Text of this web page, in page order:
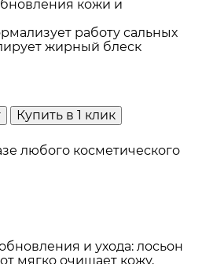
кожи и
работу сальных
жирный блеск
Купить в 1 клик
любого косметического
и ухода: лосьон
мягко очищает кожу,